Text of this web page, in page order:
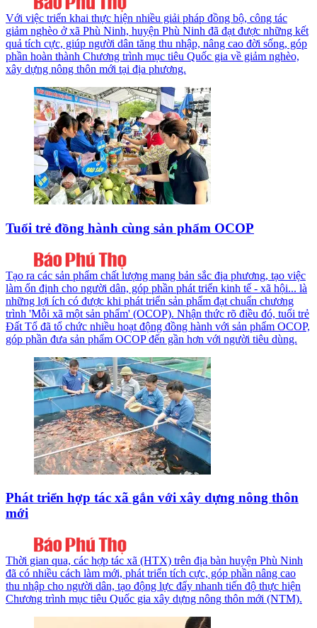
Với việc triển khai thực hiện nhiều giải pháp đồng bộ, công tác
giảm nghèo ở xã Phù Ninh, huyện Phù Ninh đã đạt được những kết
quả tích cực, giúp người dân tăng thu nhập, nâng cao đời sống, góp
phần hoàn thành Chương trình mục tiêu Quốc gia về giảm nghèo,
xây dựng nông thôn mới tại địa phương.
Tuổi trẻ đồng hành cùng sản phẩm OCOP
Tạo ra các sản phẩm chất lượng mang bản sắc địa phương, tạo việc
làm ổn định cho người dân, góp phần phát triển kinh tế - xã hội... là
những lợi ích có được khi phát triển sản phẩm đạt chuẩn chương
trình 'Mỗi xã một sản phẩm' (OCOP). Nhận thức rõ điều đó, tuổi trẻ
Đất Tổ đã tổ chức nhiều hoạt động đồng hành với sản phẩm OCOP,
góp phần đưa sản phẩm OCOP đến gần hơn với người tiêu dùng.
Phát triển hợp tác xã gắn với xây dựng nông thôn
mới
Thời gian qua, các hợp tác xã (HTX) trên địa bàn huyện Phù Ninh
đã có nhiều cách làm mới, phát triển tích cực, góp phần nâng cao
thu nhập cho người dân, tạo động lực đẩy nhanh tiến độ thực hiện
Chương trình mục tiêu Quốc gia xây dựng nông thôn mới (NTM).